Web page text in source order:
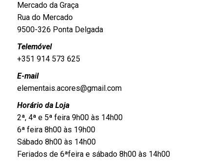
Mercado da Graça
Rua do Mercado
9500-326 Ponta Delgada
Telemóvel
+351 914 573 625
E-mail
elementais.acores@gmail.com
Horário da Loja
2ª, 4ª e 5ª feira 9h00 às 14h00
6ª feira 8h00 às 19h00
Sábado 8h00 às 14h00
Feriados de 6ªfeira e sábado 8h00 às 14h00